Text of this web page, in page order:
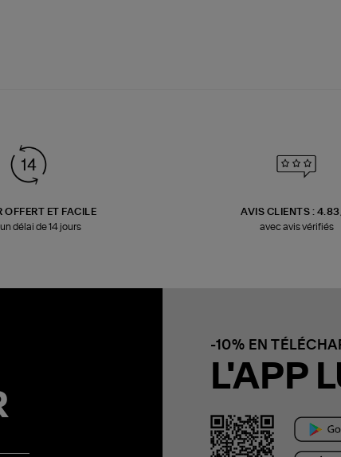
OFFERT ET FACILE
délai de 14 jours
AVIS CLIENTS :
avec avis vérifiés
-10% EN
L'APP